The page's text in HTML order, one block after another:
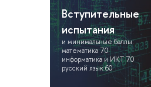
Вступительные
испытания
и минимальные баллы:
математика 70
информатика и ИКТ 70
русский язык 60